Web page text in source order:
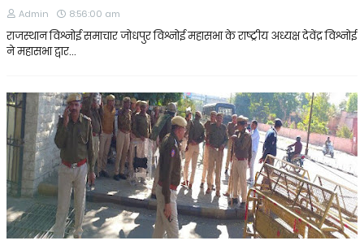
Admin 8:56:00 am
राजस्थान विश्नोई समाचार जोधपुर विश्नोई महासभा के राष्ट्रीय अध्यक्ष देवेंद्र विश्नोई
ने महासभा द्वार…